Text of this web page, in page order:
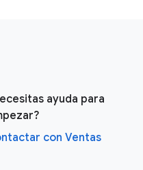
ayuda para
con Ventas